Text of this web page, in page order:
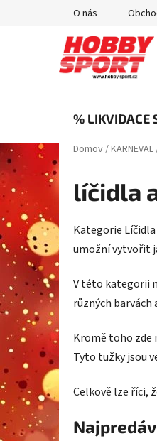
O nás
% LIKVIDACE
Domov/KARNEVAL
líčidla
Kategorie
umožní vytvořit
V této kategorii
různých
Kromě toho zde
Tyto tužky jsou
Celkově lze říci,